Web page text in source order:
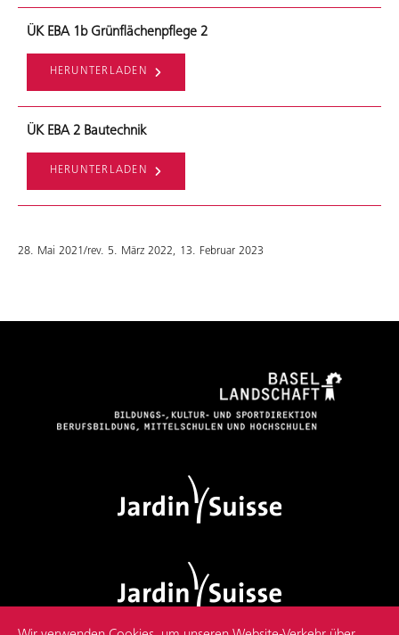
ÜK EBA 1b Grünflächenpflege 2
HERUNTERLADEN
ÜK EBA 2 Bautechnik
HERUNTERLADEN
28. Mai 2021/rev. 5. März 2022, 13. Februar 2023